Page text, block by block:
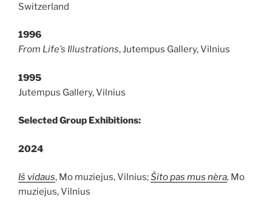
Switzerland
1996
From Life’s Illustrations, Jutempus Gallery, Vilnius
1995
Jutempus Gallery, Vilnius
Selected Group Exhibitions:
2024
Iš vidaus, Mo muziejus, Vilnius;Šito pas mus nėra, Mo
muziejus, Vilnius